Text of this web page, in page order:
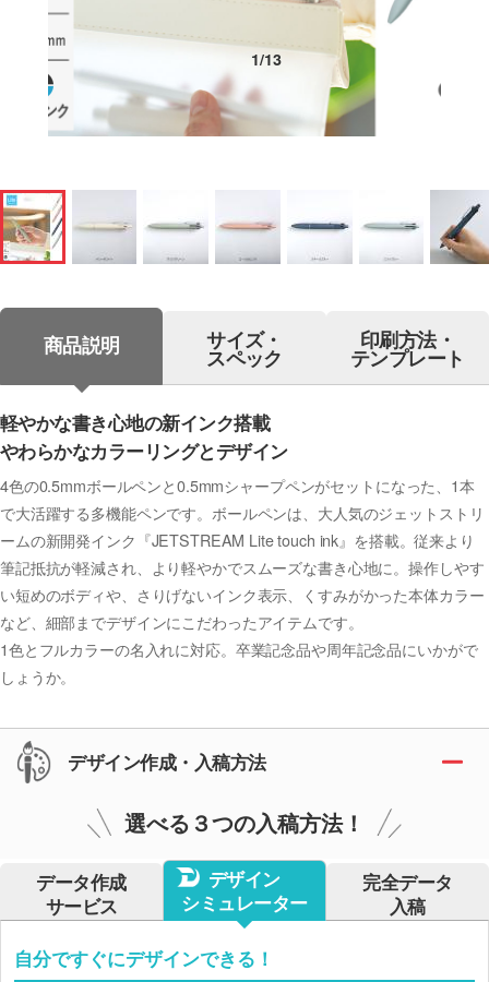
1/13
商品説明 サイズ・
スペック
印刷方法・
テンプレート
軽やかな書き心地の新インク搭載
やわらかなカラーリングとデザイン
4色の0.5mmボールペンと0.5mmシャープペンがセットになった、1本
で大活躍する多機能ペンです。ボールペンは、大人気のジェットストリ
ームの新開発インク『JETSTREAM Lite touch ink』を搭載。従来より
筆記抵抗が軽減され、より軽やかでスムーズな書き心地に。操作しやす
い短めのボディや、さりげないインク表示、くすみがかった本体カラー
など、細部までデザインにこだわったアイテムです。
1色とフルカラーの名入れに対応。卒業記念品や周年記念品にいかがで
しょうか。
デザイン作成・入稿方法
選べる３つの入稿方法！
データ作成
サービス
デザイン
シミュレーター
完全データ
入稿
自分ですぐにデザインできる！